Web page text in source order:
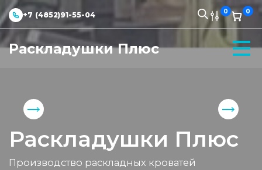
+7 (4852)91-55-04 0 0
Раскладушки Плюс
Раскладушки Плюс
Производство раскладных кроватей